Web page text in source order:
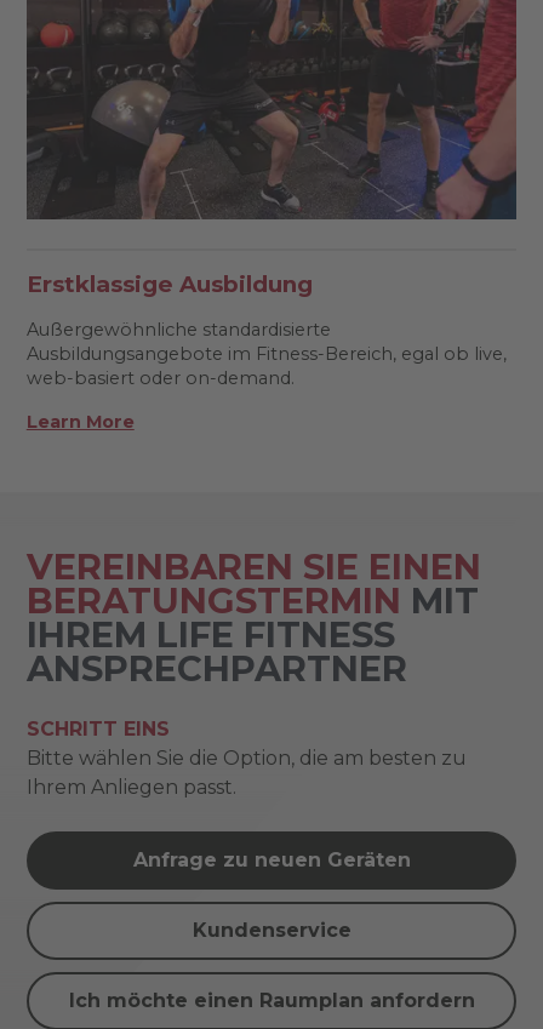
Erstklassige Ausbildung
Außergewöhnliche standardisierte
Ausbildungsangebote im Fitness-Bereich, egal ob live,
web-basiert oder on-demand.
Learn More
VEREINBAREN SIE EINEN
BERATUNGSTERMIN MIT
IHREM LIFE FITNESS
ANSPRECHPARTNER
SCHRITT EINS
Bitte wählen Sie die Option, die am besten zu
Ihrem Anliegen passt.
Anfrage zu neuen Geräten
Kundenservice
Ich möchte einen Raumplan anfordern